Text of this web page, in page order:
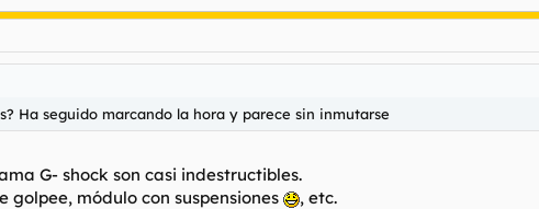
Ha seguido marcando la hora y parece sin inmutarse
G- shock son casi indestructibles.
módulo con suspensiones
, etc.